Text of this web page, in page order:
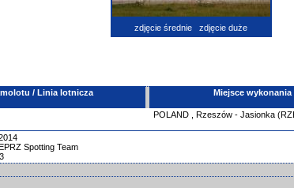
zdjęcie średnie zdjęcie duże
/ Linia lotnicza Miejsce wykonania
POLAND, Rzeszów - Jasionka
Spotting Team